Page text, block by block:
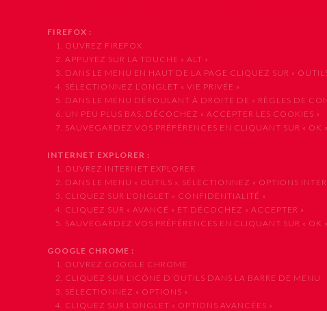
FIREFOX :
1. OUVREZ FIREFOX
2. APPUYEZ SUR LA TOUCHE « ALT »
3. DANS LE MENU EN HAUT DE LA PAGE CLIQUEZ SUR « OUTILS
4. SÉLECTIONNEZ L’ONGLET « VIE PRIVÉE »
5. DANS LE MENU DÉROULANT À DROITE DE « RÈGLES DE
6. UN PEU PLUS BAS, DÉCOCHEZ « ACCEPTER LES COOKIES »
7. SAUVEGARDEZ VOS PRÉFÉRENCES EN CLIQUANT SUR « OK »
INTERNET EXPLORER :
1. OUVREZ INTERNET EXPLORER
2. DANS LE MENU « OUTILS », SÉLECTIONNEZ « OPTIONS
3. CLIQUEZ SUR L’ONGLET « CONFIDENTIALITÉ »
4. CLIQUEZ SUR « AVANCÉ » ET DÉCOCHEZ « ACCEPTER »
5. SAUVEGARDEZ VOS PRÉFÉRENCES EN CLIQUANT SUR « OK »
GOOGLE CHROME :
1. OUVREZ GOOGLE CHROME
2. CLIQUEZ SUR L’ICÔNE D’OUTILS DANS LA BARRE DE MENU
3. SÉLECTIONNEZ « OPTIONS »
4. CLIQUEZ SUR L’ONGLET « OPTIONS AVANCÉES »